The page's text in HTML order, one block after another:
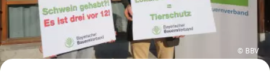
© BBV